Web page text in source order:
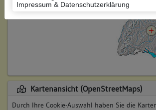
Impressum & Datenschutzerklärung
Kartenansicht (OpenStreetMaps)
Durch Ihre Cookie-Auswahl haben Sie die